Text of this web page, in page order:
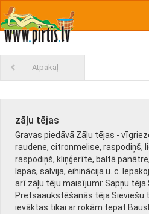
Atpakaļ
zāļu tējas
Gravas piedāvā Zāļu tējas -
raudene, citronmelise, raspodiņš,
raspodiņš, kliņģerīte, baltā
lapas, salvija, eihinācija u. c.
arī zāļu tēju maisījumi: Sapņu tēja
Pretsaaukstēšanās tēja Sieviešu
ievāktas tikai ar rokām tepat